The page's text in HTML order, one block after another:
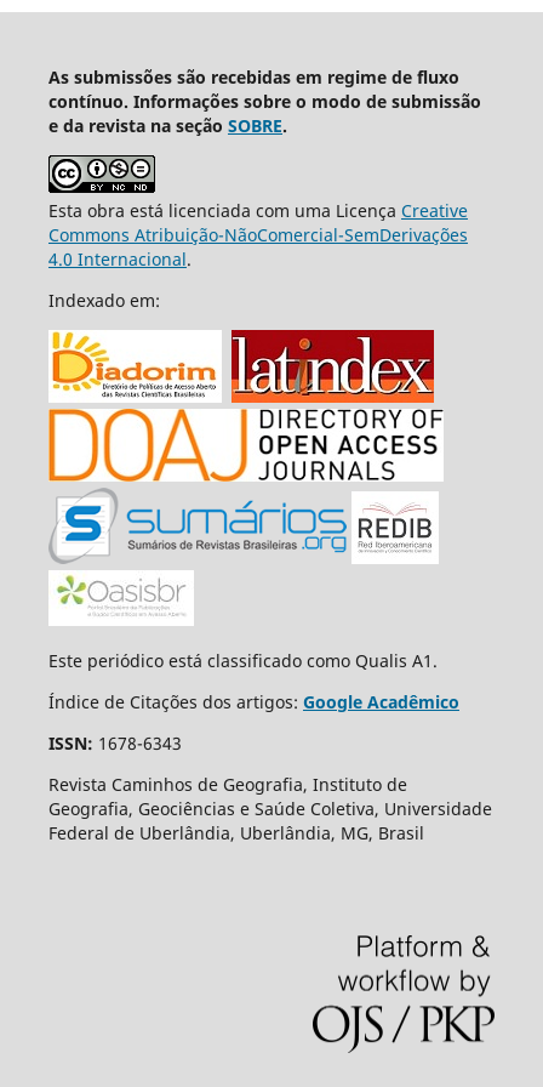
As submissões são recebidas em regime de fluxo
contínuo. Informações sobre o modo de submissão
e da revista na seção SOBRE.
Esta obra está licenciada com uma Licença Creative
Commons Atribuição-NãoComercial-SemDerivações
4.0 Internacional.
Indexado em:
Este periódico está classificado como Qualis A1.
Índice de Citações dos artigos: Google Acadêmico
ISSN: 1678-6343
Revista Caminhos de Geografia, Instituto de
Geografia, Geociências e Saúde Coletiva, Universidade
Federal de Uberlândia, Uberlândia, MG, Brasil